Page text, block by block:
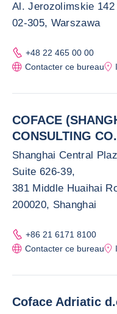
Al. Jerozolimskie 142
02-305, Warszawa
+48 22 465 00 00
Contacter ce bureau
COFACE
CONSULTING
Shanghai Central
Suite 626-39,
381 Middle Huaihai
200020, Shanghai
+86 21 6171 8100
Contacter ce bureau
Coface Adriatic